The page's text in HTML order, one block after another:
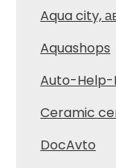
Aqua city,
Aquashops
Auto-Help-
Ceramic
DocAvto